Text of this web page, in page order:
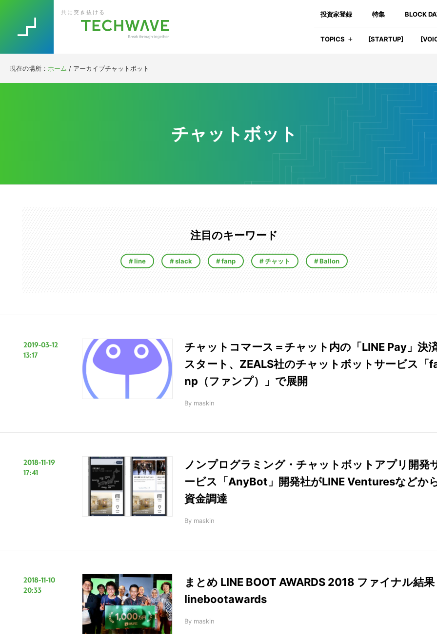
to
primary
to
main
to
primary
to
footer
投資家登録 特集 BLOCK
共に突き抜ける
TOPICS [STARTUP]
現在の場所： ホーム / アーカイブチャットボット
チャットボット
注目のキーワード
line slack fanp チャット Ballon
2019-03-12
13:17
チャットコマース＝チャット内の「LINE Pay」決
スタート、ZEALS社のチャットボットサービス「
np（ファンプ）」で展開
By maskin
2018-11-19
17:41
ノンプログラミング・チャットボットアプリ開発
ービス「AnyBot」開発社がLINE Venturesなどか
資金調達
By maskin
2018-11-10
20:33
まとめ LINE BOOT AWARDS 2018 ファイナル結
linebootawards
By maskin